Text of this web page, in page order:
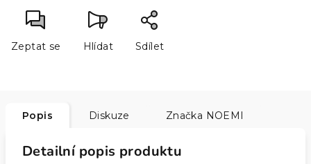
Zeptat se Hlídat Sdílet
Popis Diskuze Značka NOEMI
Detailní popis produktu